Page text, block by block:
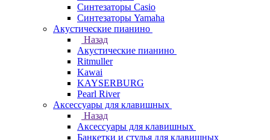
Синтезаторы Casio
Синтезаторы Yamaha
Акустические пианино
Назад
Акустические пианино
Ritmuller
Kawai
KAYSERBURG
Pearl River
Аксессуары для клавишных
Назад
Аксессуары для клавишных
Банкетки и стулья для клавишных